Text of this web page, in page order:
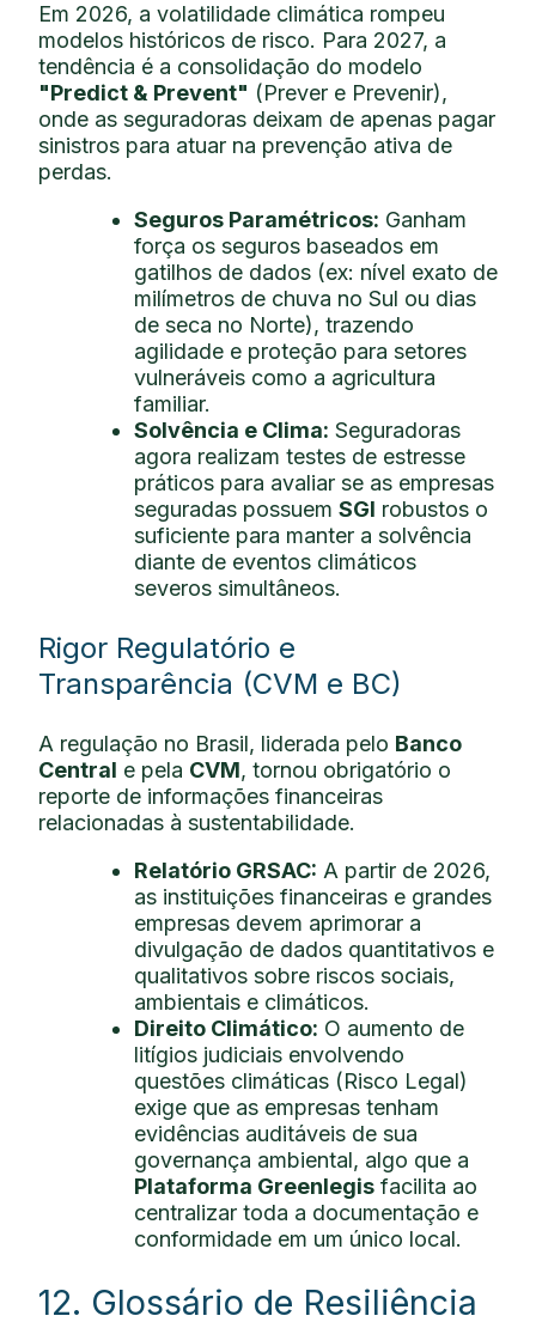
Em 2026, a volatilidade climática rompeu
modelos históricos de risco. Para 2027, a
tendência é a consolidação do modelo
"Predict & Prevent" (Prever e Prevenir),
onde as seguradoras deixam de apenas pagar
sinistros para atuar na prevenção ativa de
perdas.
Seguros Paramétricos: Ganham
força os seguros baseados em
gatilhos de dados (ex: nível exato de
milímetros de chuva no Sul ou dias
de seca no Norte), trazendo
agilidade e proteção para setores
vulneráveis como a agricultura
familiar.
Solvência e Clima: Seguradoras
agora realizam testes de estresse
práticos para avaliar se as empresas
seguradas possuem SGI robustos o
suficiente para manter a solvência
diante de eventos climáticos
severos simultâneos.
Rigor Regulatório e
Transparência (CVM e BC)
A regulação no Brasil, liderada pelo Banco
Central e pela CVM, tornou obrigatório o
reporte de informações financeiras
relacionadas à sustentabilidade.
Relatório GRSAC: A partir de 2026,
as instituições financeiras e grandes
empresas devem aprimorar a
divulgação de dados quantitativos e
qualitativos sobre riscos sociais,
ambientais e climáticos.
Direito Climático: O aumento de
litígios judiciais envolvendo
questões climáticas (Risco Legal)
exige que as empresas tenham
evidências auditáveis de sua
governança ambiental, algo que a
Plataforma Greenlegis facilita ao
centralizar toda a documentação e
conformidade em um único local.
12. Glossário de Resiliência